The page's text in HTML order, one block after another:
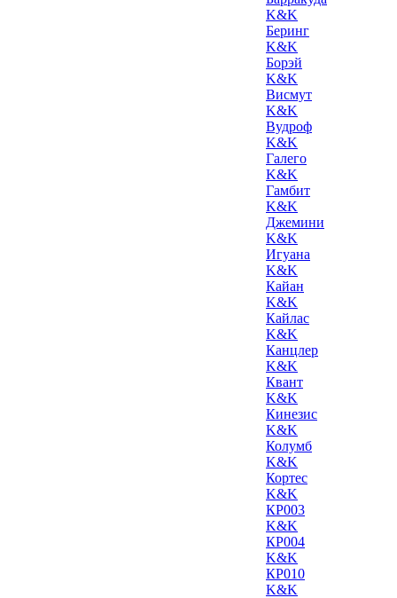
K&K
Беринг
K&K
Борэй
K&K
Висмут
K&K
Вудроф
K&K
Галего
K&K
Гамбит
K&K
Джемини
K&K
Игуана
K&K
Кайан
K&K
Кайлас
K&K
Канцлер
K&K
Квант
K&K
Кинезис
K&K
Колумб
K&K
Кортес
K&K
КР003
K&K
КР004
K&K
КР010
K&K